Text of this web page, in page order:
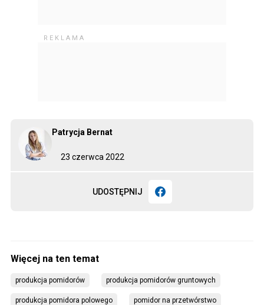
23 czerwca 2022
Patrycja Bernat
UDOSTĘPNIJ
produkcja pomidorów produkcja pomidorów gruntowych
produkcja pomidora polowego pomidor na przetwórstwo